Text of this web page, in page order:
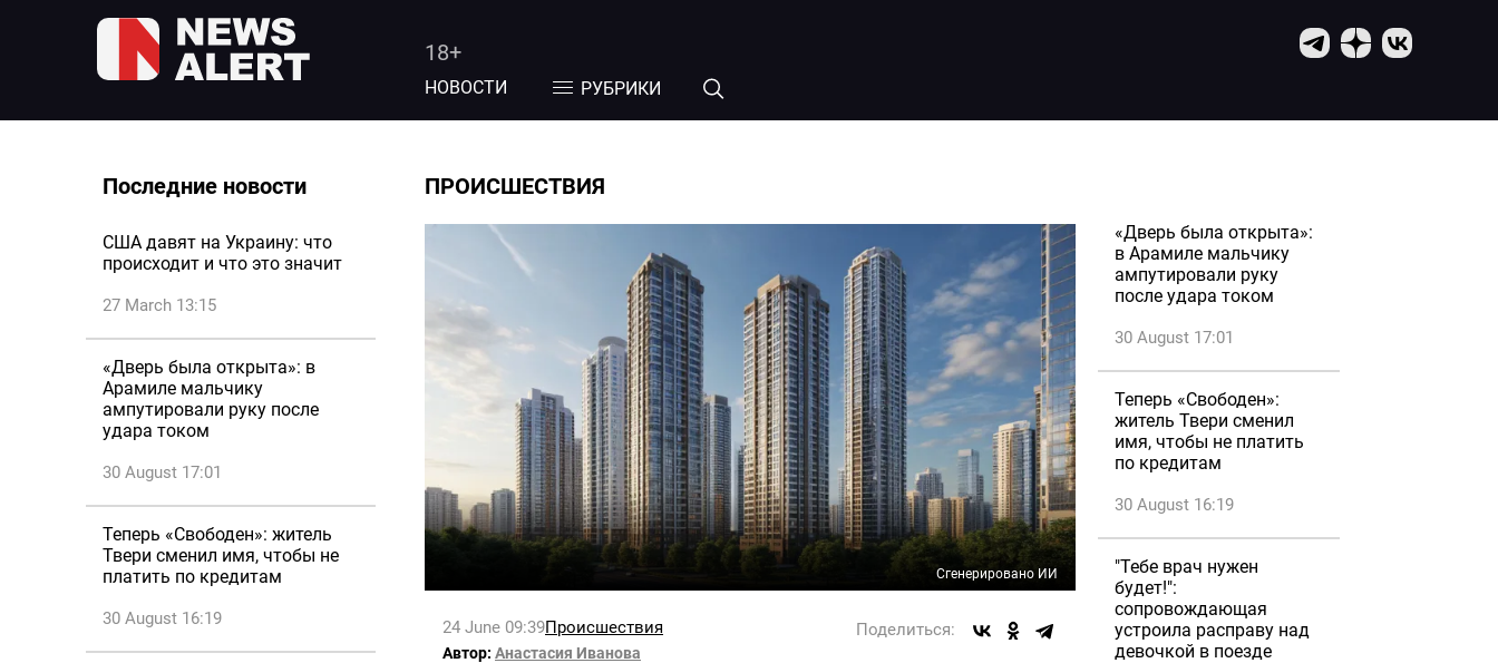
18+
НОВОСТИ РУБРИКИ
Последние новости
США давят на Украину: что
происходит и что это значит
27 March 13:15
«Дверь была открыта»: в
Арамиле мальчику
ампутировали руку после
удара током
30 August 17:01
Теперь «Свободен»: житель
Твери сменил имя, чтобы не
платить по кредитам
30 August 16:19
ПРОИСШЕСТВИЯ
Сгенерировано ИИ
24 June 09:39Происшествия Поделиться:
Автор: Анастасия Иванова
«Дверь была открыта»:
в Арамиле мальчику
ампутировали руку
после удара током
30 August 17:01
Теперь «Свободен»:
житель Твери сменил
имя, чтобы не платить
по кредитам
30 August 16:19
"Тебе врач нужен
будет!":
сопровождающая
устроила расправу над
девочкой в поезде